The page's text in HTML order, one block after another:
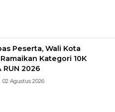
Peserta, Wali Kota
Kategori 10K
RUN 2026
02 Agustus 2026